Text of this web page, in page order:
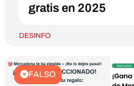
gratis en 2025
DESINFO
FALSO